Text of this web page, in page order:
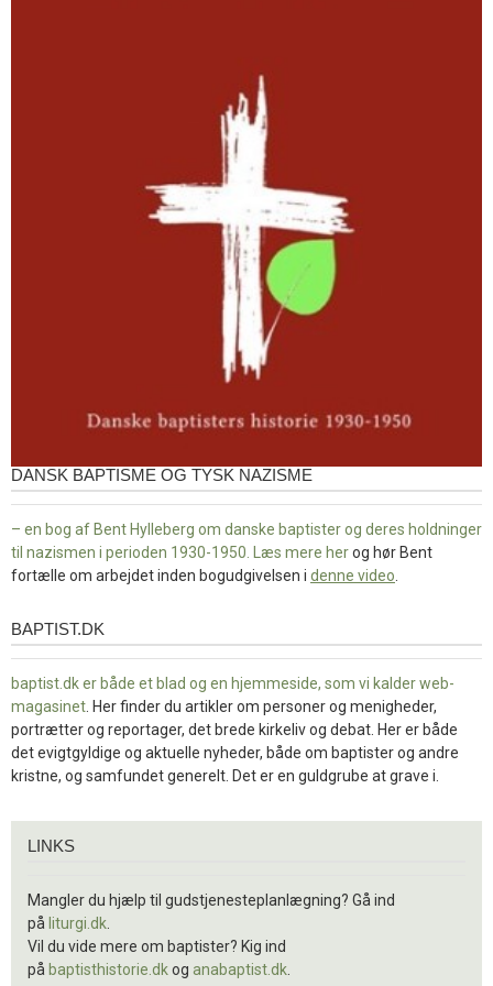
DANSK BAPTISME OG TYSK NAZISME
– en bog af Bent Hylleberg om danske baptister og deres holdninger
til nazismen i perioden 1930-1950. Læs mere herog hør Bent
fortælle om arbejdet inden bogudgivelsen i denne video
baptist.dk
BAPTIST.DK
baptist.dk er både et blad og en hjemmeside, som vi kalder web-
magasinet . Her finder du artikler om personer og menigheder,
portrætter og reportager, det brede kirkeliv og debat. Her er både
det evigtgyldige og aktuelle nyheder, både om baptister og andre
kristne, og samfundet generelt. Det er en guldgrube at grave i.
LINKS
Mangler du hjælp til gudstjenesteplanlægning? Gå ind
på liturgi.dk
Vil du vide mere om baptister? Kig ind
på baptisthistorie.dkog anabaptist.dk